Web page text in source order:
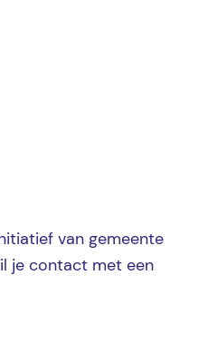
van gemeente
je contact met een